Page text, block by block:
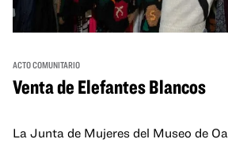
ACTO COMUNITARIO
Venta de Elefantes Blancos
La Junta de Mujeres del Museo de